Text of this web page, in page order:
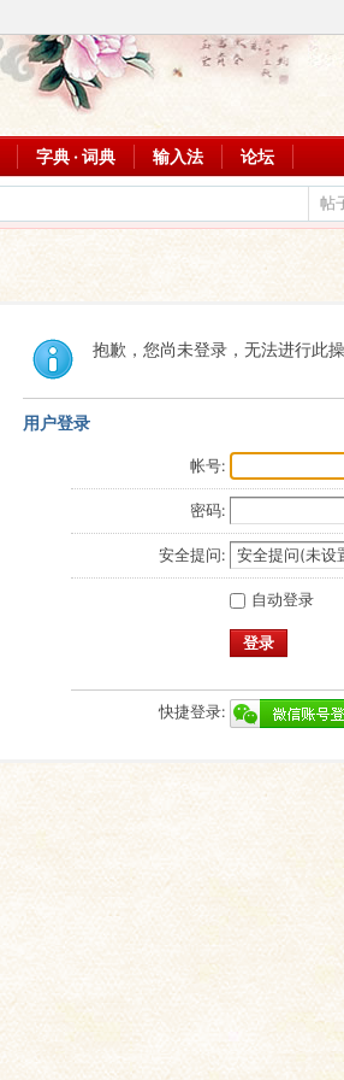
字典 · 词典 输入法 论坛
帖
抱歉，您尚未登录，无法进行此
用户登录
帐号:
密码:
安全提问:
自动登录
登录
快捷登录: